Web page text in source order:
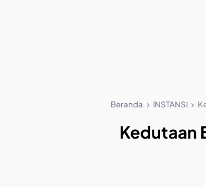
Beranda INSTANSI
Kedutaan